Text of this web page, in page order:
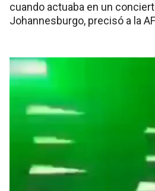
cuando actuaba en un
Johannesburgo, precisó a la